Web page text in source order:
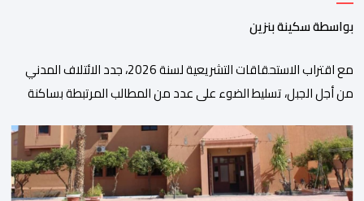
بواسطة سكينة بنزين
مع اقتراب الاستحقاقات التشريعية لسنة 2026، جدد الائتلاف المدني
من أجل الجبل، تسليط الضوء على عدد من المطالب المرتبطة بساكنة
فيها الأحزاب السياسية، إلى ادراج 10 التزامات ضمن برامجها الانتخابية
المنتظرة، في إطار تعاقد سياسي مع المناطق الجبلية والانتقال من
الوعود الانتخابية إلى التزامات عملية […]